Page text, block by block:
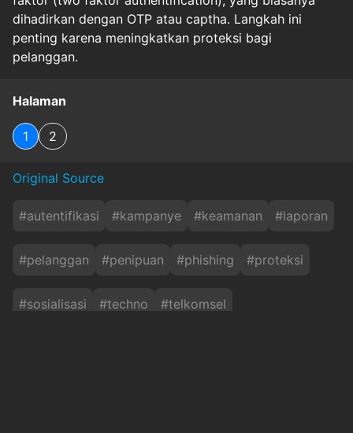
dihadirkan dengan OTP atau captha. Langkah ini
penting karena meningkatkan proteksi bagi
pelanggan.
Halaman
1 2
Original Source
#autentifikasi #kampanye #keamanan #laporan
#pelanggan #penipuan #phishing #proteksi
#sosialisasi #techno #telkomsel